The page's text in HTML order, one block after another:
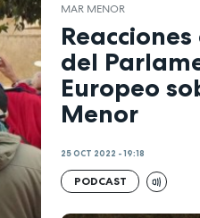
MAR MENOR
del
Europeo
Menor
25 OCT 2022 - 19:18
PODCAST